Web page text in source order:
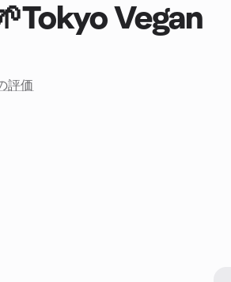
Vegan
評価